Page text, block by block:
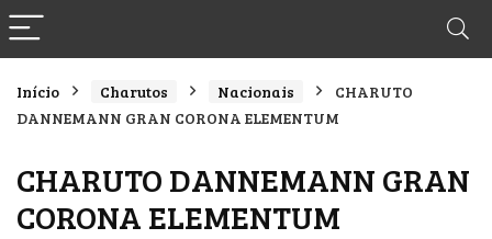
Início Charutos Nacionais
CHARUTO
DANNEMANN GRAN CORONA ELEMENTUM
CHARUTO DANNEMANN GRAN
CORONA ELEMENTUM